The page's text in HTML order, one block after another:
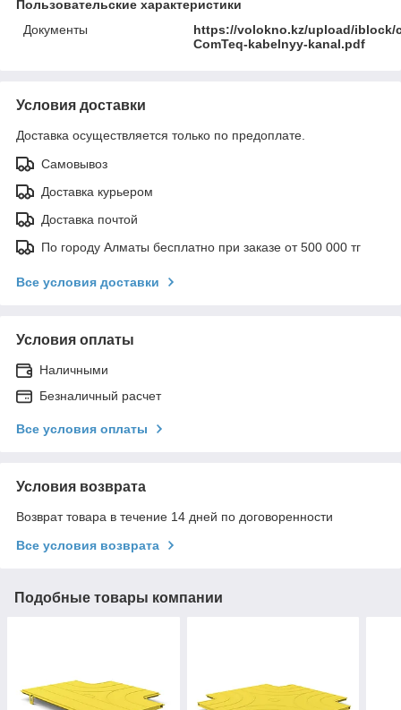
Пользовательские характеристики
Документы
https://volokno.kz/upload/iblock/
ComTeq-kabelnyy-kanal.pdf
Условия доставки
Доставка осуществляется только по предоплате.
Самовывоз
Доставка курьером
Доставка почтой
По городу Алматы бесплатно при заказе от 500 000 тг
Все условия доставки
Условия оплаты
Наличными
Безналичный расчет
Все условия оплаты
Условия возврата
Возврат товара в течение 14 дней по договоренности
Все условия возврата
Подобные товары компании